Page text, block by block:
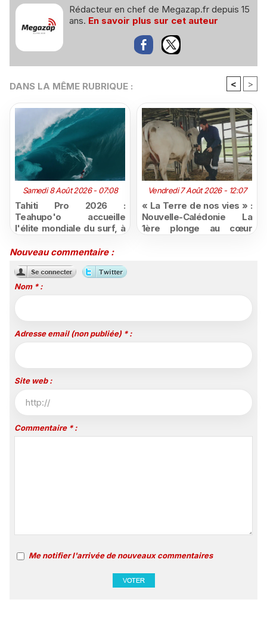
Rédacteur en chef de Megazap.fr depuis 15
ans. En savoir plus sur cet auteur
DANS LA MÊME RUBRIQUE : < >
Samedi 8 Août 2026 - 07:08
Tahiti Pro 2026 :
Teahupo'o accueille
l'élite mondiale du surf, à
Polynésie la 1ère
Vendredi 7 Août 2026 - 12:07
« La Terre de nos vies » :
Nouvelle-Calédonie La
1ère plonge au cœur
Nouveau commentaire :
Nom * :
Adresse email (non publiée) * :
Site web :
Commentaire * :
Me notifier l'arrivée de nouveaux commentaires